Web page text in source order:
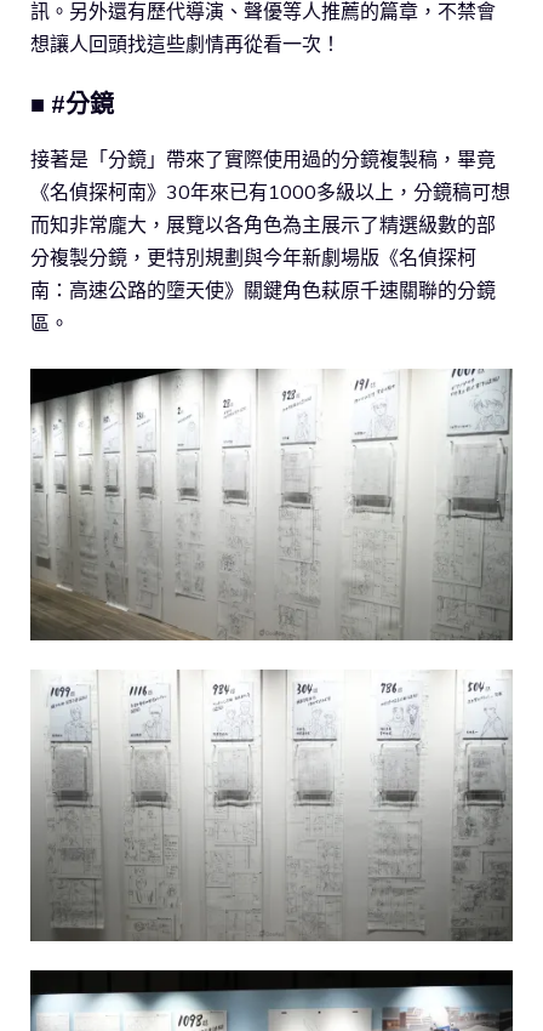
訊。另外還有歷代導演、聲優等人推薦的篇章，不禁會
想讓人回頭找這些劇情再從看一次！
■ #分鏡
接著是「分鏡」帶來了實際使用過的分鏡複製稿，畢竟
《名偵探柯南》30年來已有1000多級以上，分鏡稿可想
而知非常龐大，展覽以各角色為主展示了精選級數的部
分複製分鏡，更特別規劃與今年新劇場版《名偵探柯
南：高速公路的墮天使》關鍵角色萩原千速關聯的分鏡
區。